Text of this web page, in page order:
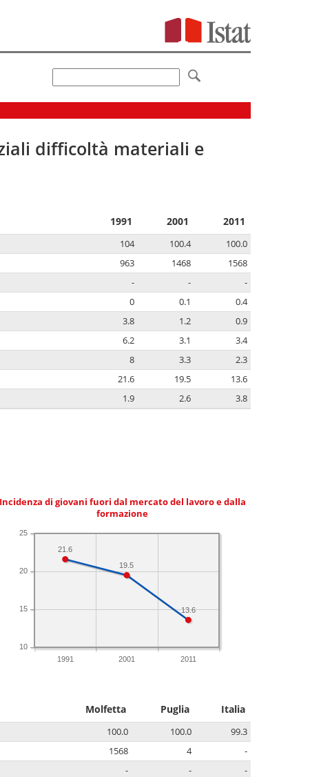
difficoltà materiali e
1991 2001 2011
104 100.4
100.0
963 1468
1568
- -
-
0 0.1
0.4
3.8 1.2
0.9
6.2 3.1
3.4
8 3.3
2.3
21.6 19.5
13.6
1.9 2.6 3.8
Incidenza di giovani fuori dal mercato del lavoro e dalla
formazione
1991 2001 2011
10
15
20
25
13.6
19.5
21.6
Molfetta Puglia Italia
100.0 100.0
99.3
1568 4
-
- -
-